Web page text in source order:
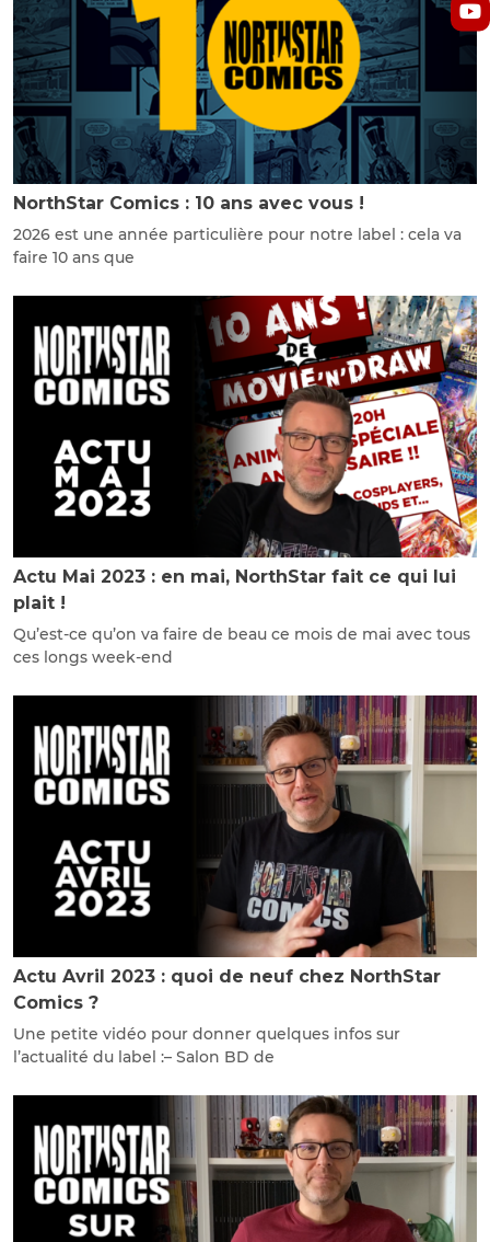
NorthStar Comics : 10 ans avec vous !
2026 est une année particulière pour notre label : cela va
faire 10 ans que
Actu Mai 2023 : en mai, NorthStar fait ce qui lui
plait !
Qu’est-ce qu’on va faire de beau ce mois de mai avec tous
ces longs week-end
Actu Avril 2023 : quoi de neuf chez NorthStar
Comics ?
Une petite vidéo pour donner quelques infos sur
l’actualité du label :– Salon BD de